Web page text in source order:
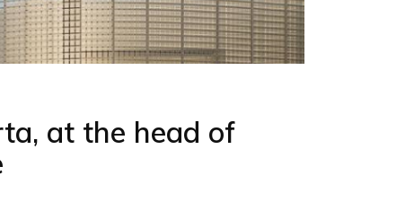
at the head of